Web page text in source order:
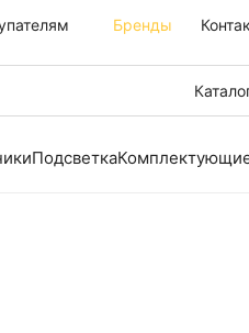
Бренды
Подсветка